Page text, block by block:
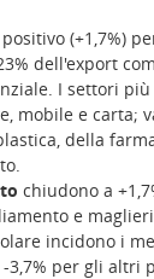
(+1,7%)
dell'export
I settori
mobile e
della
chiudono a
e
incidono i
per gli altri